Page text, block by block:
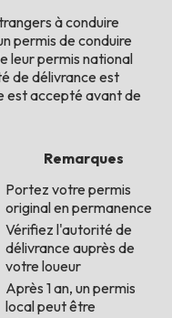
à conduire
permis de conduire
leur permis national
de délivrance est
est accepté avant de
Remarques
Portez votre permis
original en permanence
Vérifiez l'autorité de
délivrance auprès de
votre loueur
Après 1 an, un permis
local peut être